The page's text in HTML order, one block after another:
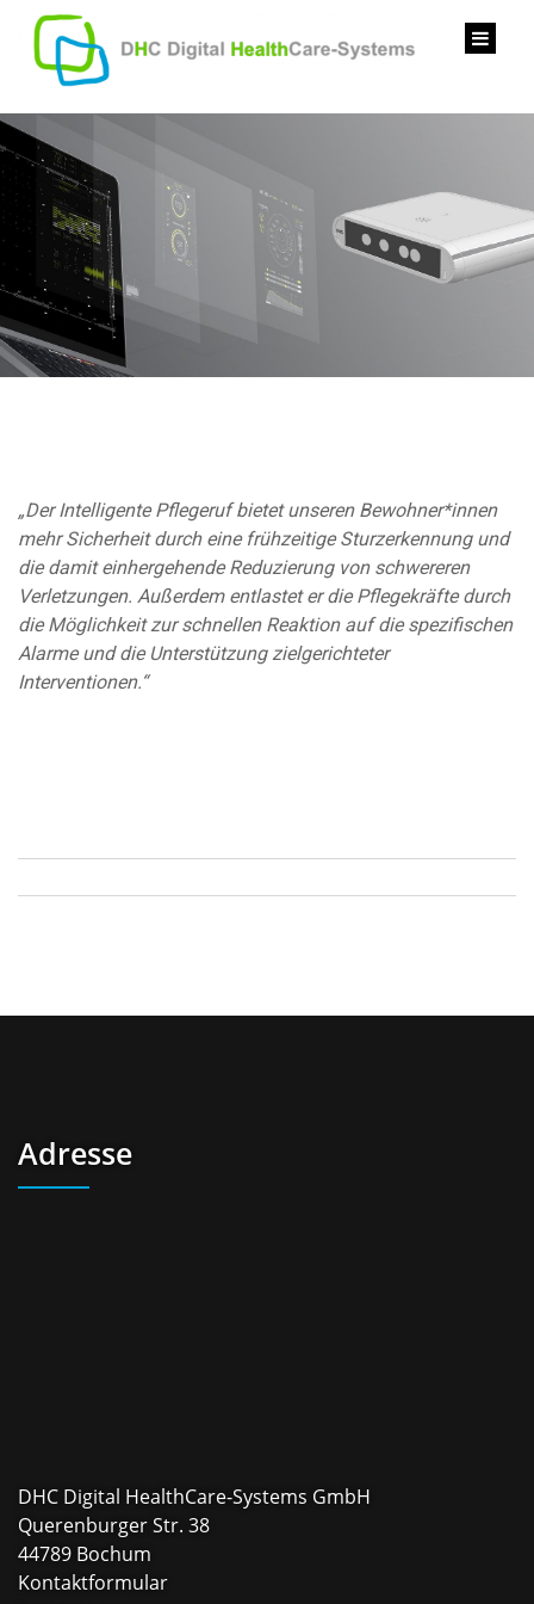
content
„Der Intelligente Pflegeruf bietet unseren Bewohner*innen
mehr Sicherheit durch eine frühzeitige Sturzerkennung und
die damit einhergehende Reduzierung von schwereren
Verletzungen. Außerdem entlastet er die Pflegekräfte durch
die Möglichkeit zur schnellen Reaktion auf die spezifischen
Alarme und die Unterstützung zielgerichteter
Interventionen.“
Adresse
DHC Digital HealthCare-Systems GmbH
Querenburger Str. 38
44789 Bochum
Kontaktformular